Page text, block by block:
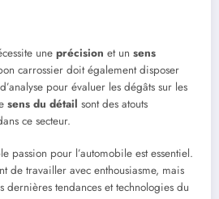
une précision et un sens
carrossier doit également disposer
pour évaluer les dégâts sur les
sens du détail sont des atouts
ce secteur.
passion pour l’automobile est essentiel.
de travailler avec enthousiasme, mais
dernières tendances et technologies du